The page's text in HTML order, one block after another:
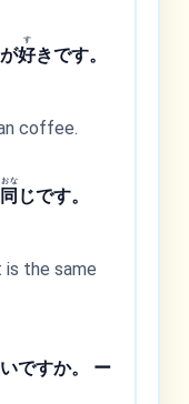
好
す
きです。
coffee.
同
おな
じです。
the same
ですか。 ー